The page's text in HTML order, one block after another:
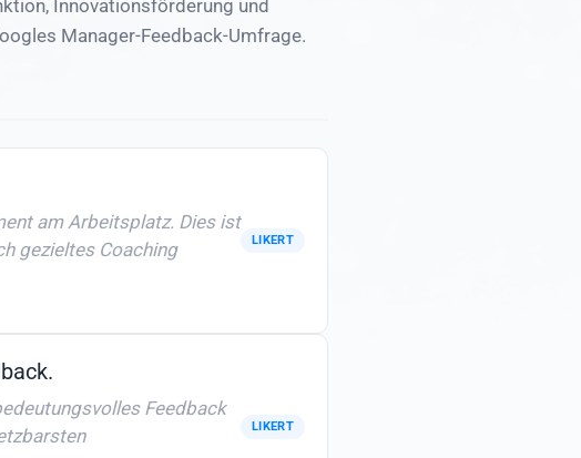
Innovationsförderung und
Manager-Feedback-Umfrage.
am Arbeitsplatz. Dies ist
gezieltes Coaching
LIKERT
Feedback
LIKERT